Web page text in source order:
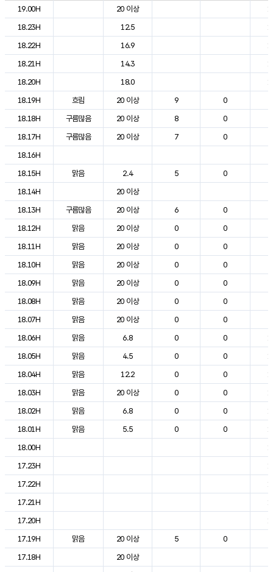
도시별 기상실황표로 지점, 날씨, 기온, 강수, 바람, 기압등을 안내한 표입
19.00H
20 이상
18.23H
12.5
18.22H
16.9
18.21H
14.3
18.20H
18.0
18.19H
흐림 20 이상 9 0
18.18H
구름많음 20 이상 8 0
18.17H
구름많음 20 이상 7 0
18.16H
18.15H
맑음 2.4 5 0
18.14H
20 이상
18.13H
구름많음 20 이상 6 0
18.12H
맑음 20 이상 0 0
18.11H
맑음 20 이상 0 0
18.10H
맑음 20 이상 0 0
18.09H
맑음 20 이상 0 0
18.08H
맑음 20 이상 0 0
18.07H
맑음 20 이상 0 0
18.06H
맑음 6.8 0 0
18.05H
맑음 4.5 0 0
18.04H
맑음 12.2 0 0
18.03H
맑음 20 이상 0 0
18.02H
맑음 6.8 0 0
18.01H
맑음 5.5 0 0
18.00H
17.23H
17.22H
17.21H
17.20H
17.19H
맑음 20 이상 5 0
17.18H
20 이상